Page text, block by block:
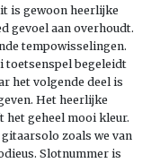
is gewoon heerlijke
gevoel aan overhoudt.
tempowisselingen.
toetsenspel begeleidt
het volgende deel is
Het heerlijke
het geheel mooi kleur.
zoals we van
Slotnummer is